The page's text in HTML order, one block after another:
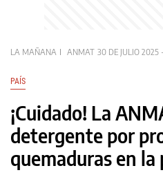
LA MAÑANA ANMAT 30 DE JULIO 2025
PAÍS
¡Cuidado! La
detergente por
quemaduras en la